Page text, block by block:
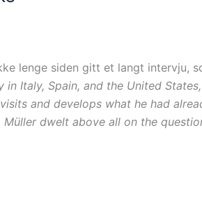
lenge siden gitt et langt intervju,
Italy, Spain, and the United
and develops what he had
Müller dwelt above all on the